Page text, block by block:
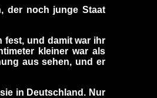
der noch junge Staat
fest, und damit war ihr
kleiner war als
aus sehen, und er
in Deutschland. Nur